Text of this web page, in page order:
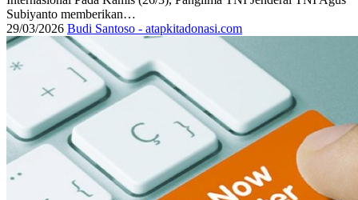
Subiyanto memberikan…
29/03/2026 Budi Santoso - atapkitadonasi.com